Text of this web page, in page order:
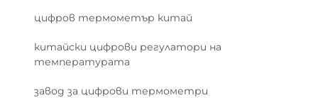
цифров термометър китай
китайски цифрови регулатори на
температурата
завод за цифрови термометри